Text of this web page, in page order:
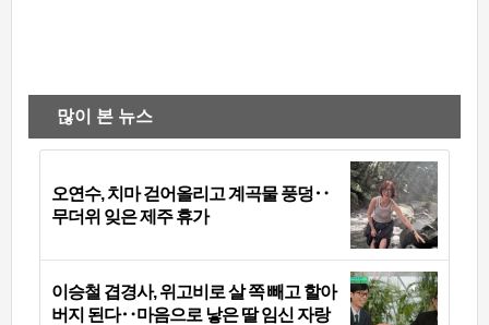
많이 본 뉴스
오연수, 치마 걷어올리고 계곡물 풍덩‥
무더위 잊은 제주 휴가
이승철 겹경사, 위고비로 살 쪽 빼고 할아
버지 된다‥마음으로 낳은 딸 임신 자랑